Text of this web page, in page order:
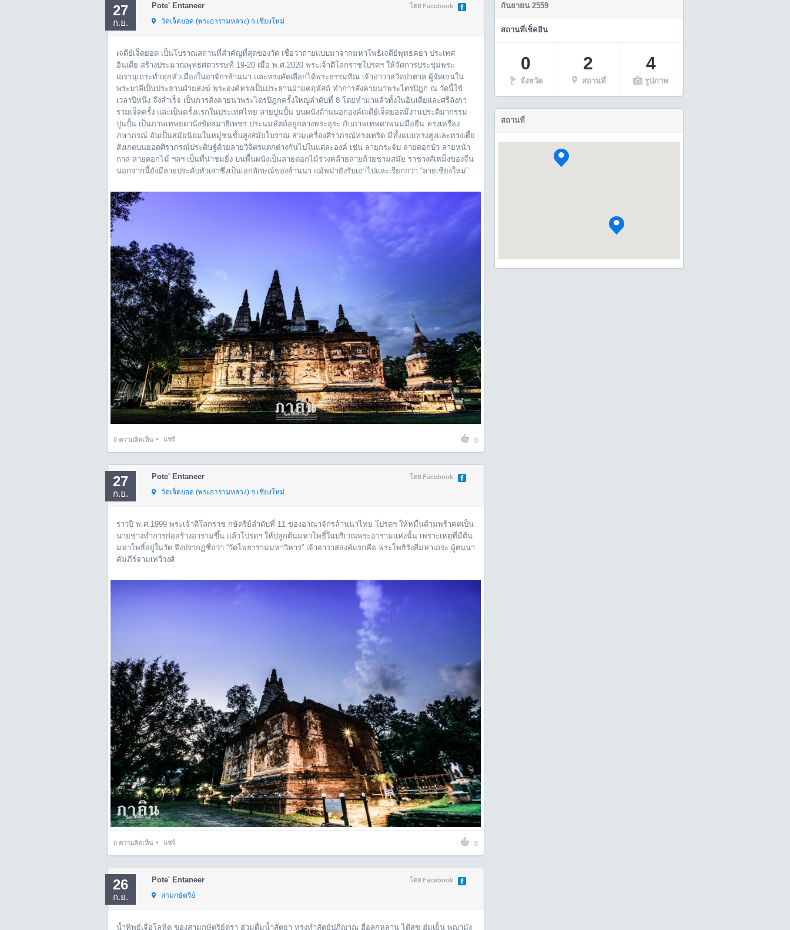
27
ก.ย.
โดย Facebook
Pote' Entaneer
วัดเจ็ดยอด (พระอารามหลวง) จ.เชียงใหม่
เจดีย์เจ็ดยอด เป็นโบราณสถานที่สำคัญที่สุดของวัด เชื่อว่าถ่ายแบบมาจากมหาโพธิเจดีย์พุทธคยา ประเทศ
อินเดีย สร้างประมาณพุทธศตวรรษที่ 19-20 เมื่อ พ.ศ.2020 พระเจ้าติโลกราชโปรดฯ ให้จัดการประชุมพระ
เถรานุเถระทั่วทุกหัวเมืองในอาจักรล้านนา และทรงคัดเลือกได้พระธรรมทิณ เจ้าอาวาสวัดป่าตาล ผู้จัดเจนใน
พระบาลีเป็นประธานฝ่ายสงฆ์ พระองค์ทรงเป็นประธานฝ่ายคฤหัสถ์ ทำการสังคายนาพระไตรปิฎก ณ วัดนี้ใช้
เวลาปีหนึ่ง จึงสำเร็จ เป็นการสังคายนาพระไตรปิฎกครั้งใหญ่ลำดับที่ 8 โดยทำมาแล้วทั้งในอินเดียและศรีลังกา
รวมเจ็ดครั้ง และเป็นครั้งแรกในประเทศไทย ลายปูนปั้น บนผนังด้านนอกองค์เจดีย์เจ็ดยอดมีงานประติมากรรม
ปูนปั้น เป็นภาพเทพยดานั่งขัดสมาธิเพชร ประนมหัตถ์อยู่กลางพระอุระ กับภาพเทพดาพนมมือยืน ทรงเครื่อง
ภษาภรณ์ อันเป็นสมัยนิยมในหมู่ชนชั้นสูงสมัยโบราณ สวมเครื่องศิราภรณ์ทรงเทริด มีทั้งแบบทรงสูงและทรงเตี้ย
สังเกตบนยอดศิราภรณ์ประดิษฐ์ด้วยลายวิจิตรแตกต่างกันไปในแต่ละองค์ เช่น ลายกระจับ ลายดอกบัว ลายหน้า
กาล ลายดอกไม้ ฯลฯ เป็นที่น่าชมยิ่ง บนพื้นผนังเป็นลายดอกไม้ร่วงคล้ายลายถ้วยชามสมัย ราชวงศ์เหม็งของจีน
นอกจากนี้ยังมีลายประดับหัวเสาซึ่งเป็นเอกลักษณ์ของล้านนา แม้พม่ายังรับเอาไปและเรียกกว่า “ลายเชียงใหม่”
0ความคิดเห็น• แชร์ 0
กันยายน 2559
สถานที่เช็คอิน
0
จังหวัด
2
สถานที่
4
รูปภาพ
สถานที่
27
ก.ย.
โดย Facebook
Pote' Entaneer
วัดเจ็ดยอด (พระอารามหลวง) จ.เชียงใหม่
ราวปี พ.ศ.1999 พระเจ้าติโลกราช กษัตริย์ลำดับที่ 11 ของอาณาจักรล้านนาไทย โปรดฯ ให้หมื่นด้ามพร้าคตเป็น
นายช่างทำการก่อสร้างอารามขึ้น แล้วโปรดฯ ให้ปลูกต้นมหาโพธิ์ในบริเวณพระอารามแห่งนั้น เพราะเหตุที่มีต้น
มหาโพธิ์อยู่ในวัด จึงปรากฏชื่อว่า “วัดโพธารามมหาวิหาร” เจ้าอาวาสองค์แรกคือ พระโพธิรังสีมหาเถระ ผู้ตนนา
คัมภีร์จามเทวีวงศ์
0ความคิดเห็น• แชร์ 0
26
ก.ย.
โดย Facebook
Pote' Entaneer
สามกษัตริย์
น้ำทิพย์เจือโลหิต ของสามกษัตริย์ตรา ฮ่วมดื่มน้ำสัตยา ทรงทำสัตย์ปฏิญาณ ฮื่อลูกหลาน ได้สุข ฮ่มเย็น พญามัง